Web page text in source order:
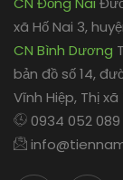
xã Hố Nai 3,
CN Bình Dương
bản đồ số 14,
Vĩnh Hiệp, Thị
0934 052 089